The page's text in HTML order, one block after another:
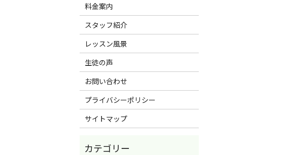
料金案内
スタッフ紹介
レッスン風景
生徒の声
お問い合わせ
プライバシーポリシー
サイトマップ